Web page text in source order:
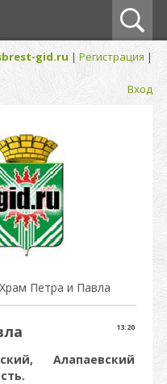
gid.ru | Регистрация |
Вход
Петра и Павла
13:20
Алапаевский